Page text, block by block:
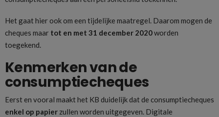
Het gaat hier ook om een tijdelijke maatregel. Daarom mogen de
cheques maar tot en met 31 december 2020worden
toegekend.
Kenmerken van de
consumptiecheques
Eerst en vooral maakt het KB duidelijk dat de consumptiecheques
enkel op papier zullen worden uitgegeven. Digitale